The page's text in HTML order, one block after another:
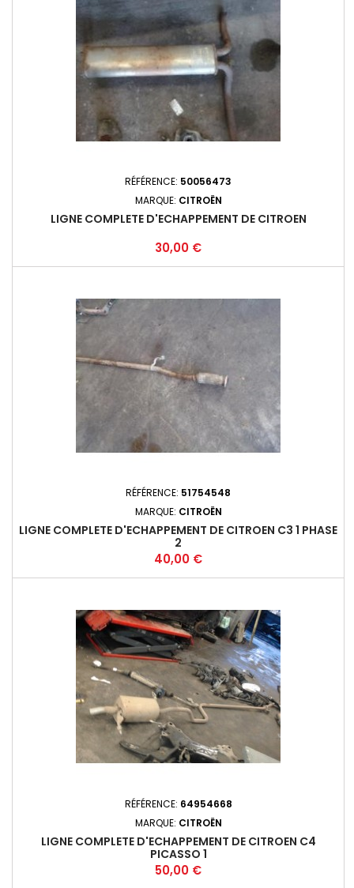
RÉFÉRENCE: 50056473
MARQUE: CITROËN
LIGNE COMPLETE D'ECHAPPEMENT DE CITROEN
Prix
30,00 €
RÉFÉRENCE: 51754548
MARQUE: CITROËN
LIGNE COMPLETE D'ECHAPPEMENT DE CITROEN C3 1 PHASE
2
Prix
40,00 €
RÉFÉRENCE: 64954668
MARQUE: CITROËN
LIGNE COMPLETE D'ECHAPPEMENT DE CITROEN C4
PICASSO 1
Prix
50,00 €